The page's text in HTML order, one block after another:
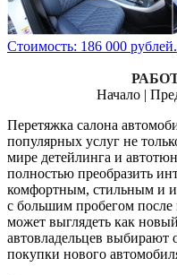
Стоимость: 186 000 рублей.
Начало |
Перетяжка салона
популярных услуг не
мире детейлинга и
полностью преобразить
комфортным, стильным и
с большим пробегом после
может выглядеть как
автовладельцев выбирают
покупки нового